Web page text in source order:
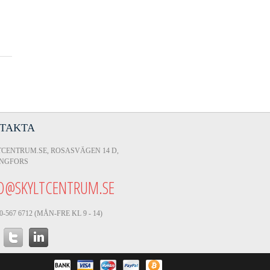
ROSASVÄGEN 14 D,
567 6712 (MÅN-FRE KL 9 - 14)